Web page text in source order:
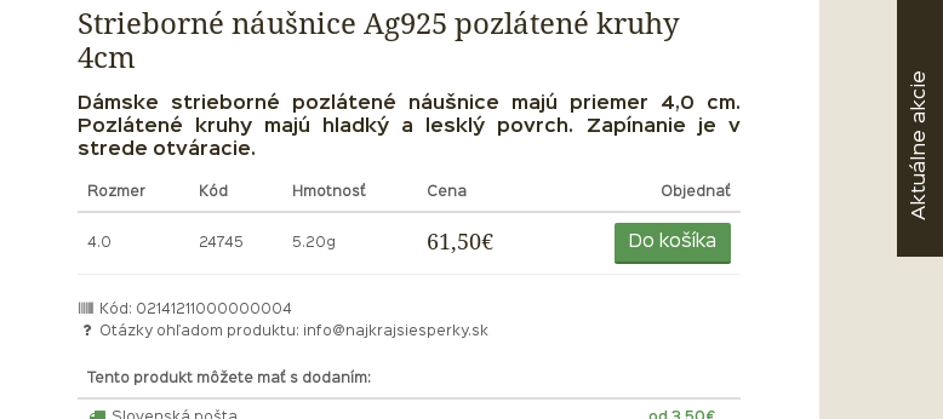
Aktuálne
akcie
Strieborné náušnice Ag925 pozlátené kruhy
4cm
Dámske strieborné pozlátené náušnice majú priemer 4,0 cm.
Pozlátené kruhy majú hladký a lesklý povrch. Zapínanie je v
strede otváracie.
Rozmer Kód Hmotnosť Cena Objednať
4.0 24745 5.20g 61,50€ Do košíka
Kód: 02141211000000004
Otázky ohľadom produktu:
info@najkrajsiesperky.sk
Tento produkt môžete mať s dodaním: